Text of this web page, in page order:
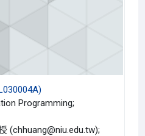
Programming;
(chhuang@niu.edu.tw);